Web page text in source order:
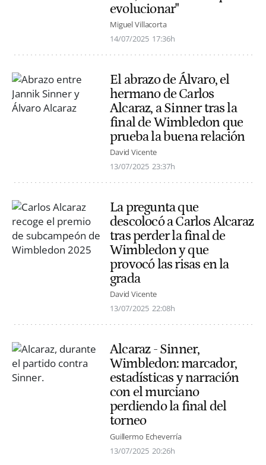
evolucionar"
Miguel Villacorta
14/07/2025 17:36h
El abrazo de Álvaro, el
hermano de Carlos
Alcaraz, a Sinner tras la
final de Wimbledon que
prueba la buena relación
David Vicente
13/07/2025 23:37h
La pregunta que
descolocó a Carlos Alcaraz
tras perder la final de
Wimbledon y que
provocó las risas en la
grada
David Vicente
13/07/2025 22:08h
Alcaraz - Sinner,
Wimbledon: marcador,
estadísticas y narración
con el murciano
perdiendo la final del
torneo
Guillermo Echeverría
13/07/2025 20:26h